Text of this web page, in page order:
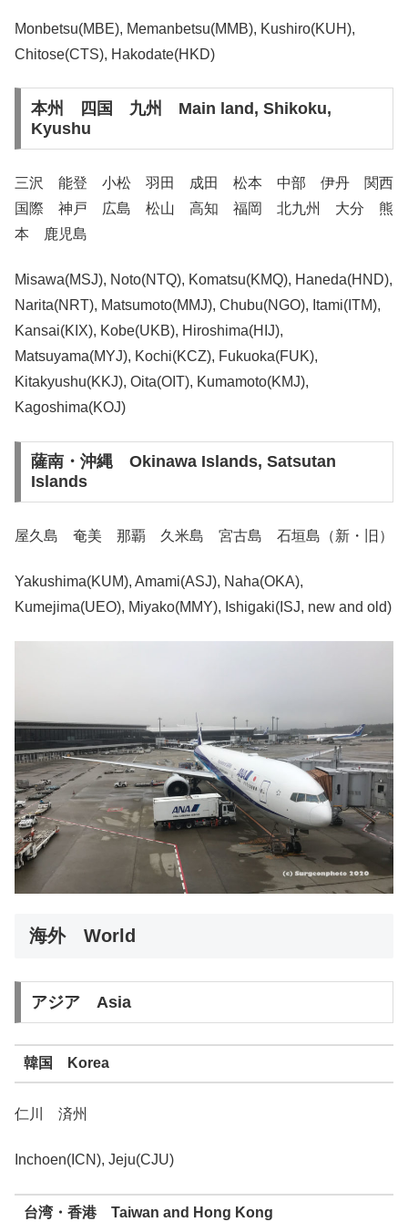
Monbetsu(MBE), Memanbetsu(MMB), Kushiro(KUH),
Chitose(CTS), Hakodate(HKD)
本州 四国 九州 Main land, Shikoku,
Kyushu
三沢 能登 小松 羽田 成田 松本 中部 伊丹 関西
国際 神戸 広島 松山 高知 福岡 北九州 大分 熊
本 鹿児島
Misawa(MSJ), Noto(NTQ), Komatsu(KMQ), Haneda(HND),
Narita(NRT), Matsumoto(MMJ), Chubu(NGO), Itami(ITM),
Kansai(KIX), Kobe(UKB), Hiroshima(HIJ),
Matsuyama(MYJ), Kochi(KCZ), Fukuoka(FUK),
Kitakyushu(KKJ), Oita(OIT), Kumamoto(KMJ),
Kagoshima(KOJ)
薩南・沖縄 Okinawa Islands, Satsutan
Islands
屋久島 奄美 那覇 久米島 宮古島 石垣島（新・旧）
Yakushima(KUM), Amami(ASJ), Naha(OKA),
Kumejima(UEO), Miyako(MMY), Ishigaki(ISJ, new and old)
海外 World
アジア Asia
韓国 Korea
仁川 済州
Inchoen(ICN), Jeju(CJU)
台湾・香港 Taiwan and Hong Kong